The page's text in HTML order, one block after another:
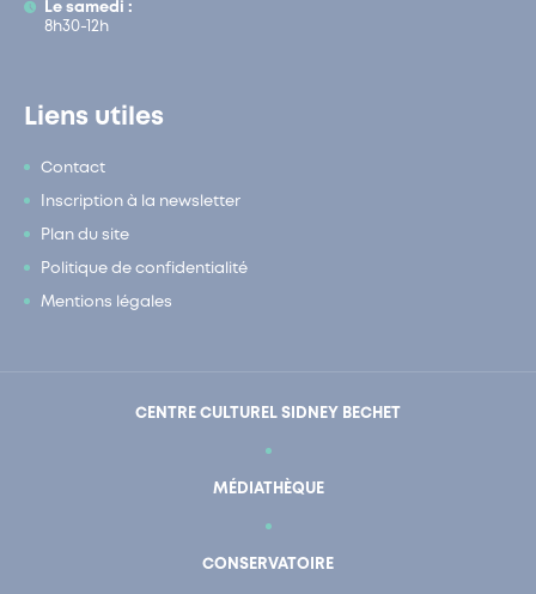
Le samedi :
8h30-12h
Liens utiles
Contact
Inscription à la newsletter
Plan du site
Politique de confidentialité
Mentions légales
CENTRE CULTUREL SIDNEY BECHET
MÉDIATHÈQUE
CONSERVATOIRE